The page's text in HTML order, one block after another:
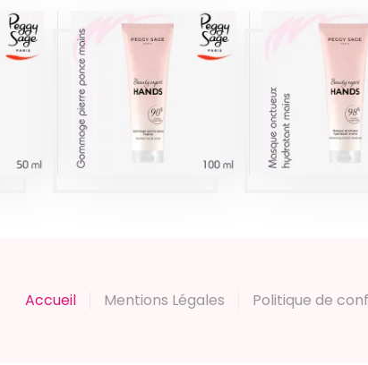
GOMMAGE
MAINS 100ML
PEGGY SAGE
Produits
MASQUE
MAINS
PEGGY
Produits
Accueil Mentions Légales Politique de